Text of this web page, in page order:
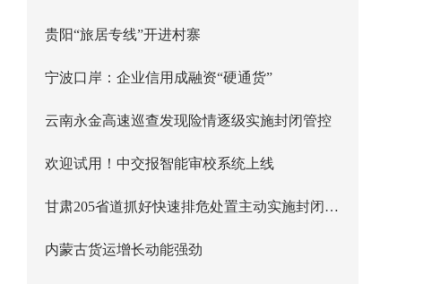
贵阳“旅居专线”开进村寨
宁波口岸：企业信用成融资“硬通货”
云南永金高速巡查发现险情逐级实施封闭管控
欢迎试用！中交报智能审校系统上线
甘肃205省道抓好快速排危处置主动实施封闭管控
内蒙古货运增长动能强劲